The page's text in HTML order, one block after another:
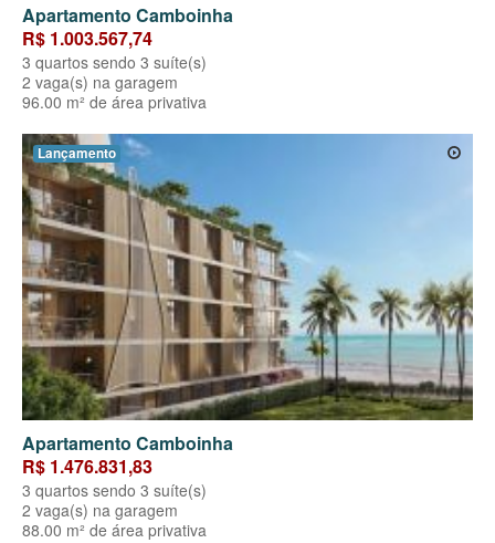
Apartamento Camboinha
R$ 1.003.567,74
3 quartos sendo 3 suíte(s)
2 vaga(s) na garagem
96.00 m² de área privativa
Lançamento
Apartamento Camboinha
R$ 1.476.831,83
3 quartos sendo 3 suíte(s)
2 vaga(s) na garagem
88.00 m² de área privativa